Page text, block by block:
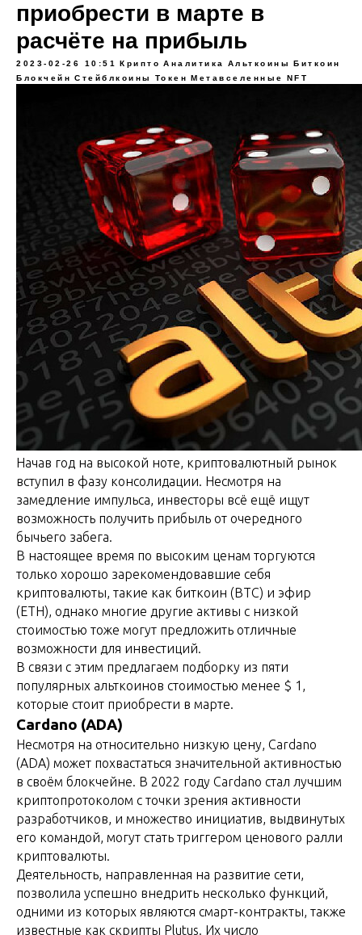
приобрести в марте в
расчёте на прибыль
2023-02-26 10:51 Крипто Аналитика Альткоины
Биткоин
Блокчейн Стейблкоины Токен Метавселенные NFT
Начав год на высокой ноте, криптовалютный рынок
вступил в фазу консолидации. Несмотря на
замедление импульса, инвесторы всё ещё ищут
возможность получить прибыль от очередного
бычьего забега.
В настоящее время по высоким ценам торгуются
только хорошо зарекомендовавшие себя
криптовалюты, такие как биткоин (BTC) и эфир
(ETH), однако многие другие активы с низкой
стоимостью тоже могут предложить отличные
возможности для инвестиций.
В связи с этим предлагаем подборку из пяти
популярных альткоинов стоимостью менее $ 1,
которые стоит приобрести в марте.
Cardano (ADA)
Несмотря на относительно низкую цену, Cardano
(ADA) может похвастаться значительной активностью
в своём блокчейне. В 2022 году Cardano стал лучшим
криптопротоколом с точки зрения активности
разработчиков, и множество инициатив, выдвинутых
его командой, могут стать триггером ценового ралли
криптовалюты.
Деятельность, направленная на развитие сети,
позволила успешно внедрить несколько функций,
одними из которых являются смарт-контракты, также
известные как скрипты Plutus. Их число